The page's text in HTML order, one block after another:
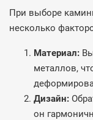
При выборе
несколько
Материал:
металлов,
Дизайн:
он